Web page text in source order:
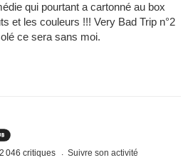
qui pourtant a cartonné au box
et les couleurs !!! Very Bad Trip n°2
ce sera sans moi.
2 046 critiques Suivre son activité